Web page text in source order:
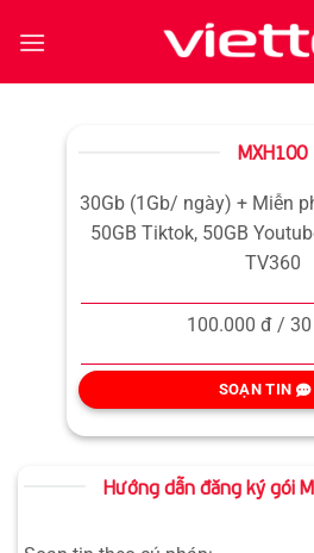
qua
MXH100
30Gb (1Gb/ ngày) + Miễn
50GB Tiktok, 50GB
TV360
100.000 đ /
SOẠN TIN
Hướng dẫn đăng ký gói